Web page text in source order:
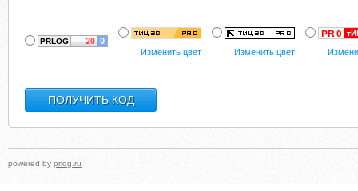
Изменить цвет Изменить цвет
powered by prlog.ru